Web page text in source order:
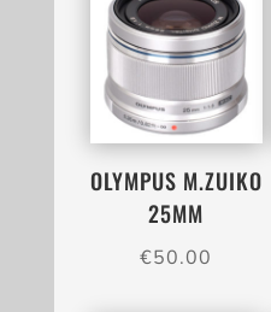
OLYMPUS M.ZUIKO
25MM
€50.00